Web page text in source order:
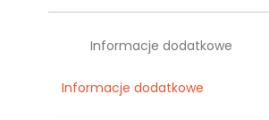
Informacje dodatkowe
Informacje dodatkowe